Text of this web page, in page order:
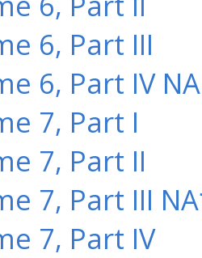
6, Part III
6, Part IV NA
7, Part I
7, Part II
7, Part III
7, Part IV